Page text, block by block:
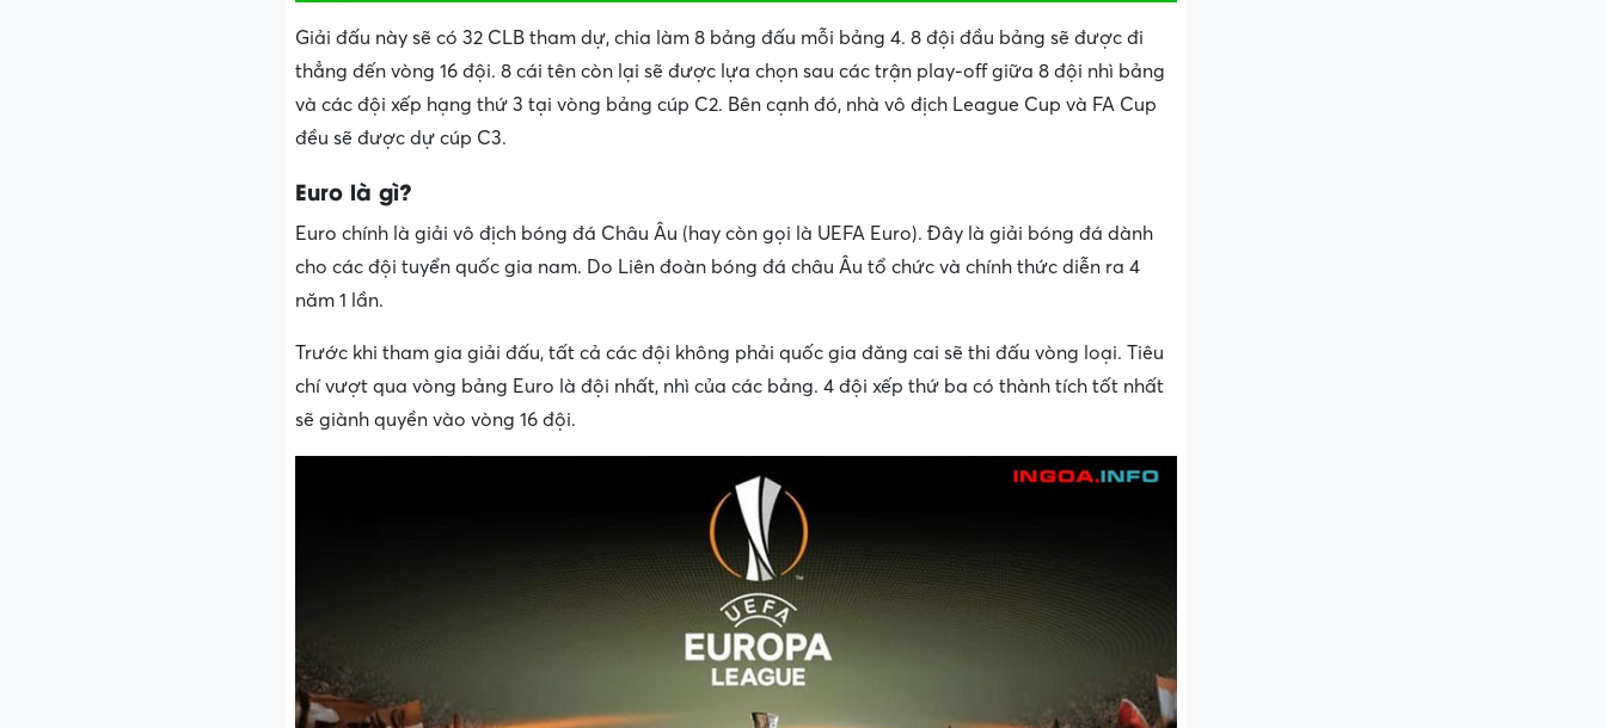
Giải đấu này sẽ có 32 CLB tham dự, chia làm 8 bảng đấu mỗi bảng 4. 8 đội đầu bảng sẽ được đi
thẳng đến vòng 16 đội. 8 cái tên còn lại sẽ được lựa chọn sau các trận play-off giữa 8 đội nhì bảng
và các đội xếp hạng thứ 3 tại vòng bảng cúp C2. Bên cạnh đó, nhà vô địch League Cup và FA Cup
đều sẽ được dự cúp C3.
Euro là gì?
Euro chính là giải vô địch bóng đá Châu Âu (hay còn gọi là UEFA Euro). Đây là giải bóng đá dành
cho các đội tuyển quốc gia nam. Do Liên đoàn bóng đá châu Âu tổ chức và chính thức diễn ra 4
năm 1 lần.
Trước khi tham gia giải đấu, tất cả các đội không phải quốc gia đăng cai sẽ thi đấu vòng loại. Tiêu
chí vượt qua vòng bảng Euro là đội nhất, nhì của các bảng. 4 đội xếp thứ ba có thành tích tốt nhất
sẽ giành quyền vào vòng 16 đội.